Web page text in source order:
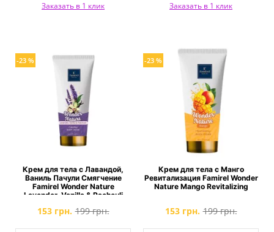
Заказать в 1 клик Заказать в 1 клик
-23 %
Крем для тела с Лавандой,
Ваниль Пачули Смягчение
Famirel Wonder Nature
Lavender, Vanilla & Pachouli
153 грн. 199 грн.
-23 %
Крем для тела с Манго
Ревитализация Famirel Wonder
Nature Mango Revitalizing
153 грн. 199 грн.